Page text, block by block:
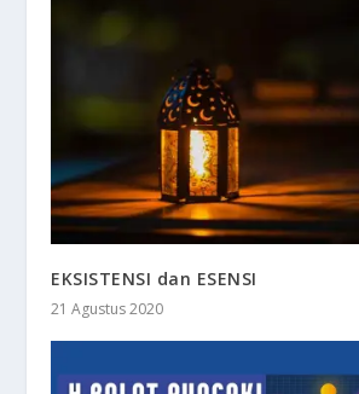
EKSISTENSI dan ESENSI
21 Agustus 2020